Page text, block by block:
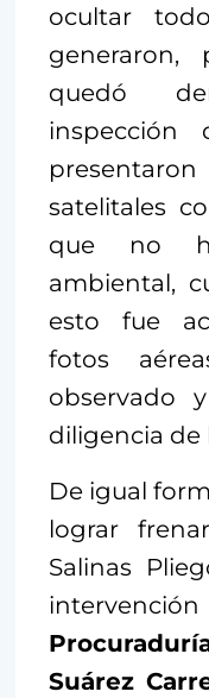
ocultar
generaron,
quedó
inspección
satelitales
que no
ambiental,
esto fue
fotos
observado
diligencia de
De igual
lograr
Salinas
Suárez